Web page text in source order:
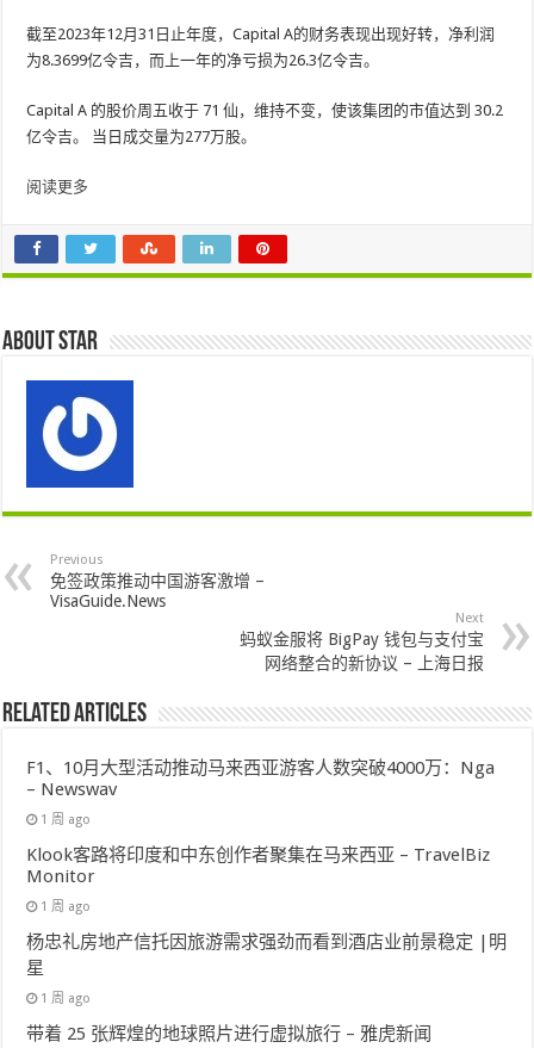
截至2023年12月31日止年度，Capital A的财务表现出现好转，净利润
为8.3699亿令吉，而上一年的净亏损为26.3亿令吉。
Capital A 的股价周五收于 71 仙，维持不变，使该集团的市值达到 30.2
亿令吉。 当日成交量为277万股。
阅读更多
About star
Previous
免签政策推动中国游客激增 –
VisaGuide.News
Next
蚂蚁金服将 BigPay 钱包与支付宝
网络整合的新协议 – 上海日报
Related Articles
F1、10月大型活动推动马来西亚游客人数突破4000万：Nga
– Newswav
1 周 ago
Klook客路将印度和中东创作者聚集在马来西亚 – TravelBiz
Monitor
1 周 ago
杨忠礼房地产信托因旅游需求强劲而看到酒店业前景稳定 |明
星
1 周 ago
带着 25 张辉煌的地球照片进行虚拟旅行 – 雅虎新闻